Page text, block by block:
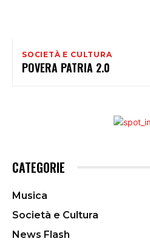
SOCIETÀ E CULTURA
POVERA PATRIA 2.0
CATEGORIE
Musica
Società e Cultura
News Flash